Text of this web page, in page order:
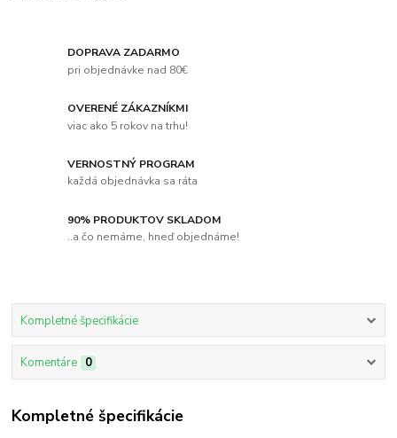
DOPRAVA ZADARMO
pri objednávke nad 80€
OVERENÉ ZÁKAZNÍKMI
viac ako 5 rokov na trhu!
VERNOSTNÝ PROGRAM
každá objednávka sa ráta
90% PRODUKTOV SKLADOM
..a čo nemáme, hneď objednáme!
Kompletné špecifikácie
Komentáre 0
Kompletné špecifikácie